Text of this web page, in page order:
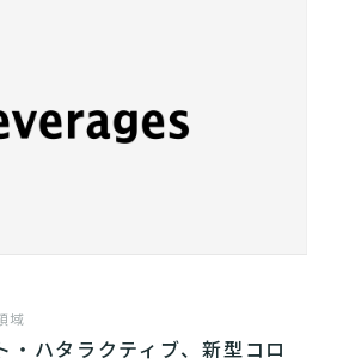
域
・ハタラクティブ、新型コロ